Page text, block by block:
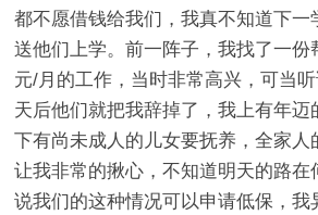
都不愿借钱给我们，我真不知道下一
送他们上学。前一阵子，我找了一份
元/月的工作，当时非常高兴，可当
天后他们就把我辞掉了，我上有年迈
下有尚未成人的儿女要抚养，全家人
让我非常的揪心，不知道明天的路在
说我们的这种情况可以申请低保，我